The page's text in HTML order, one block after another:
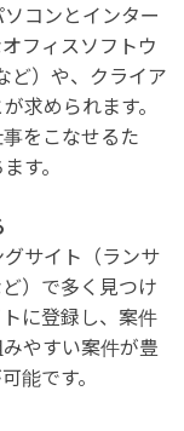
コンとインター
フィスソフトウ
ど）や、クライア
求められます。
をこなせるた
す。
サイト（ランサ
）で多く見つけ
に登録し、案件
やすい案件が豊
能です。